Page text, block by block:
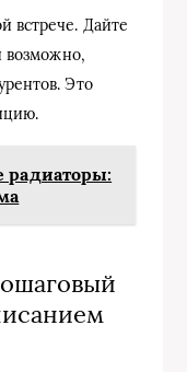
встрече. Дайте
возможно,
Это
радиаторы: